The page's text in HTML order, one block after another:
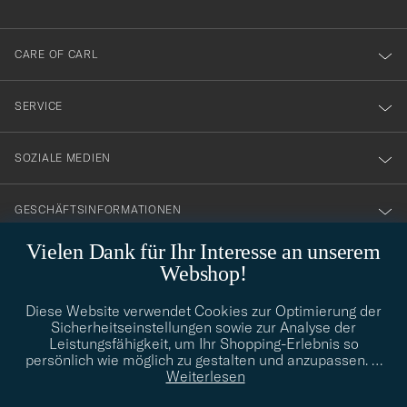
Vielen Dank für Ihr Interesse an unserem
Webshop!
Diese Website verwendet Cookies zur Optimierung der
Sicherheitseinstellungen sowie zur Analyse der
Leistungsfähigkeit, um Ihr Shopping-Erlebnis so
persönlich wie möglich zu gestalten und anzupassen. …
Weiterlesen
dig
till
vårt
nyhetsbrev!
CARE OF CARL
SERVICE
SOZIALE MEDIEN
GESCHÄFTSINFORMATIONEN
info@careofcarl.de
Benötigen Sie Hilfe bei der Suche nach Ihrem persönlichen Stil?
Wenden Sie sich an uns, wir helfen Ihnen gerne weiter!
STILBERATUNG